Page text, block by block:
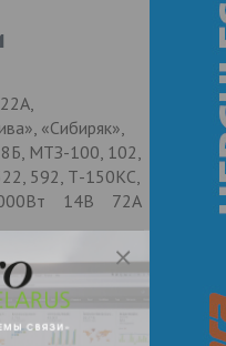
«Сибиряк»,
МТЗ-100, 102,
592, Т-150КС,
14В 72А
заказ с помощью
подберем для